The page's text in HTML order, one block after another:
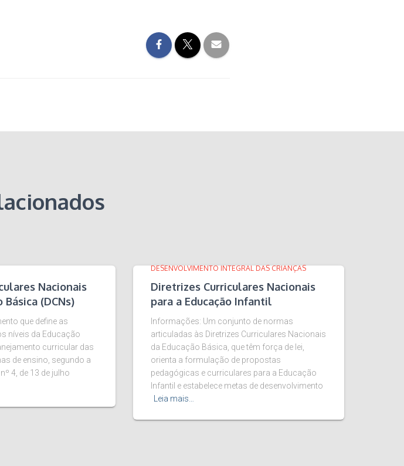
Nacionais
Básica (DCNs)
que define as
níveis da Educação
curricular das
de ensino, segundo a
4, de 13 de julho
DESENVOLVIMENTO INTEGRAL DAS CRIANÇAS
Diretrizes Curriculares Nacionais
para a Educação Infantil
Informações: Um conjunto de normas
articuladas às Diretrizes Curriculares Nacionais
da Educação Básica, que têm força de lei,
orienta a formulação de propostas
pedagógicas e curriculares para a Educação
Infantil e estabelece metas de desenvolvimento
Leia mais…